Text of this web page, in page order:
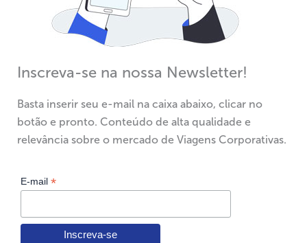
Inscreva-se na nossa Newsletter!
Basta inserir seu e-mail na caixa abaixo, clicar no
botão e pronto. Conteúdo de alta qualidade e
relevância sobre o mercado de Viagens Corporativas.
E-mail *